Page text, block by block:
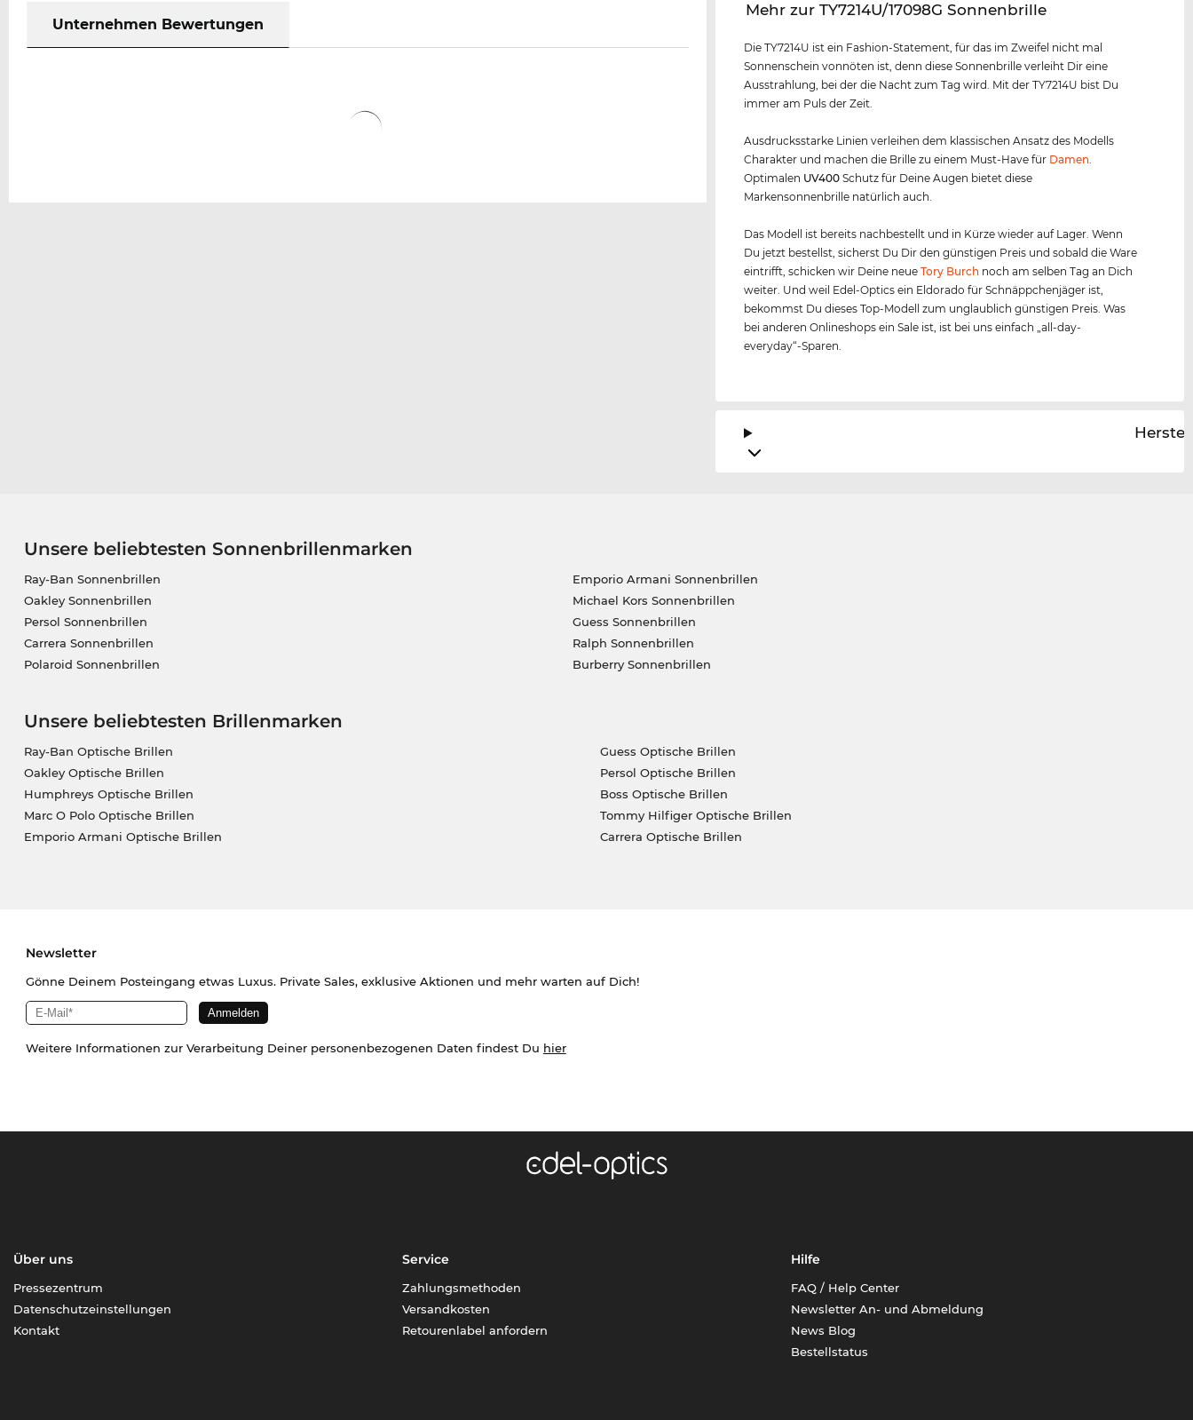
Unternehmen Bewertungen
‌Mehr zur TY7214U/17098G Sonnenbrille
Die TY7214U ist ein Fashion-Statement, für das im Zweifel nicht mal
Sonnenschein vonnöten ist, denn diese Sonnenbrille verleiht Dir eine
Ausstrahlung, bei der die Nacht zum Tag wird. Mit der TY7214U bist Du
immer am Puls der Zeit.
Ausdrucksstarke Linien verleihen dem klassischen Ansatz des Modells
Charakter und machen die Brille zu einem Must-Have für Damen.
Optimalen UV400 Schutz für Deine Augen bietet diese
Markensonnenbrille natürlich auch.
Das Modell ist bereits nachbestellt und in Kürze wieder auf Lager. Wenn
Du jetzt bestellst, sicherst Du Dir den günstigen Preis und sobald die Ware
eintrifft, schicken wir Deine neueTory Burch noch am selben Tag an Dich
weiter. Und weil Edel-Optics ein Eldorado für Schnäppchenjäger ist,
bekommst Du dieses Top-Modell zum unglaublich günstigen Preis. Was
bei anderen Onlineshops ein Sale ist, ist bei uns einfach „all-day-
everyday“-Sparen.
Unsere beliebtesten Sonnenbrillenmarken
Ray-Ban Sonnenbrillen
Oakley Sonnenbrillen
Persol Sonnenbrillen
Carrera Sonnenbrillen
Polaroid Sonnenbrillen
Emporio Armani Sonnenbrillen
Michael Kors Sonnenbrillen
Guess Sonnenbrillen
Ralph Sonnenbrillen
Burberry Sonnenbrillen
Unsere beliebtesten Brillenmarken
Ray-Ban Optische Brillen
Oakley Optische Brillen
Humphreys Optische Brillen
Marc O Polo Optische Brillen
Emporio Armani Optische Brillen
Guess Optische Brillen
Persol Optische Brillen
Boss Optische Brillen
Tommy Hilfiger Optische Brillen
Carrera Optische Brillen
Newsletter
Gönne Deinem Posteingang etwas Luxus. Private Sales, exklusive Aktionen und mehr warten auf Dich!
Weitere Informationen zur Verarbeitung Deiner personenbezogenen Daten findest Du hier
Über uns
Pressezentrum
Datenschutzeinstellungen
Kontakt
Service
Zahlungsmethoden
Versandkosten
Retourenlabel anfordern
Hilfe
FAQ / Help Center
Newsletter An- und Abmeldung
News Blog
Bestellstatus